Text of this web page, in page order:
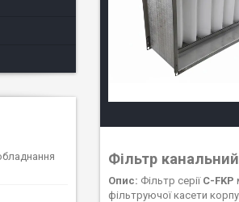
Фільтр
Опис: Фільтр серії C-FKP
фільтруючої касети